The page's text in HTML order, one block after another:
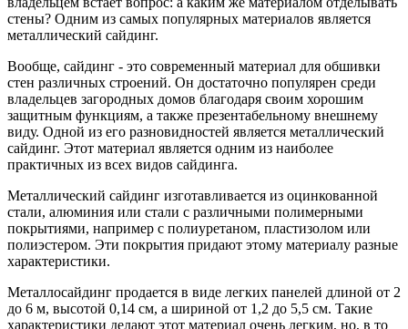
стены? Одним из самых популярных материалов является
металлический сайдинг.
Вообще, сайдинг - это современный материал для обшивки
стен различных строений. Он достаточно популярен среди
владельцев загородных домов благодаря своим хорошим
защитным функциям, а также презентабельному внешнему
виду. Одной из его разновидностей является металлический
сайдинг. Этот материал является одним из наиболее
практичных из всех видов сайдинга.
Металлический сайдинг изготавливается из оцинкованной
стали, алюминия или стали с различными полимерными
покрытиями, например с полиуретаном, пластизолом или
полиэстером. Эти покрытия придают этому материалу разные
характеристики.
Металлосайдинг продается в виде легких панелей длиной от 2
до 6 м, высотой 0,14 см, а шириной от 1,2 до 5,5 см. Такие
характеристики делают этот материал очень легким, но, в то